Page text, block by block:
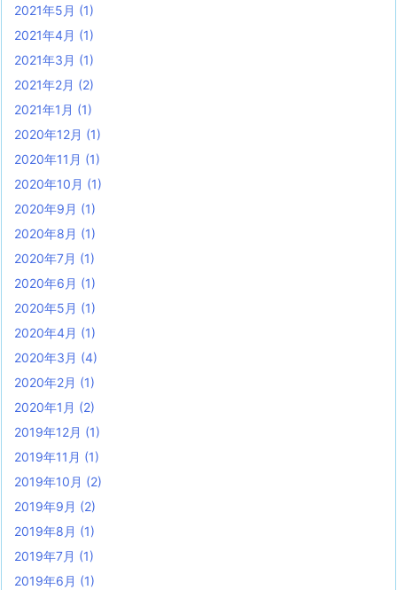
2021年5月 (1)
2021年4月 (1)
2021年3月 (1)
2021年2月 (2)
2021年1月 (1)
2020年12月 (1)
2020年11月 (1)
2020年10月 (1)
2020年9月 (1)
2020年8月 (1)
2020年7月 (1)
2020年6月 (1)
2020年5月 (1)
2020年4月 (1)
2020年3月 (4)
2020年2月 (1)
2020年1月 (2)
2019年12月 (1)
2019年11月 (1)
2019年10月 (2)
2019年9月 (2)
2019年8月 (1)
2019年7月 (1)
2019年6月 (1)